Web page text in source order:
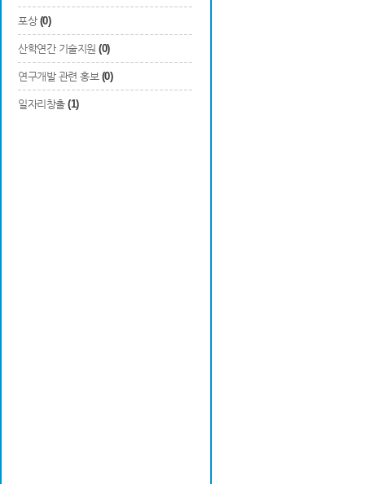
포상 (0)
산학연간 기술지원 (0)
연구개발 관련 홍보 (0)
일자리창출 (1)